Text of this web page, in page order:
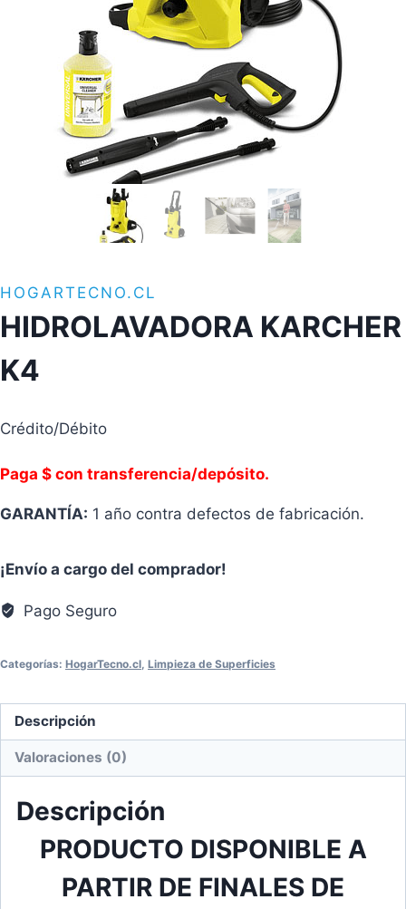
HOGARTECNO.CL
HIDROLAVADORA KARCHER
K4
Crédito/Débito
Paga $ con transferencia/depósito.
GARANTÍA: 1 año contra defectos de fabricación.
¡Envío a cargo del comprador!
Pago Seguro
Categorías: HogarTecno.cl Limpieza de Superficies
Descripción
Valoraciones (0)
Descripción
PRODUCTO DISPONIBLE A
PARTIR DE FINALES DE